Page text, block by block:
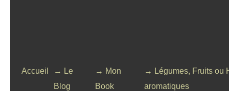
Accueil
→ Le
Blog
→ Mon
Book
→ Légumes, Fruits ou
aromatiques